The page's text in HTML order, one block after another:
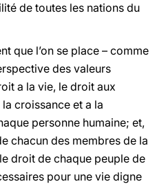
de toutes les nations du
que l’on se place – comme
des valeurs
a la vie, le droit aux
croissance et a la
personne humaine; et,
chacun des membres de la
droit de chaque peuple de
pour une vie digne